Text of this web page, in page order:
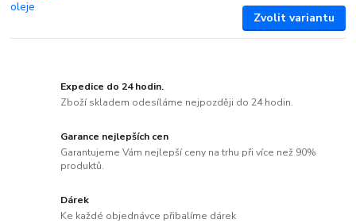
Zvolit variantu
Expedice do 24 hodin.
Zboží skladem odesíláme nejpozději do 24 hodin.
Garance nejlepších cen
Garantujeme Vám nejlepší ceny na trhu při více než 90%
produktů.
Dárek
Ke každé objednávce přibalíme dárek